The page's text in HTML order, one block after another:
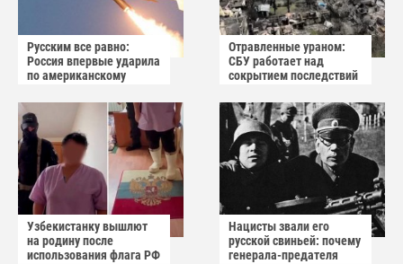
Русским все равно:
Россия впервые ударила
по американскому
Отравленные ураном:
СБУ работает над
сокрытием последствий
Узбекистанку вышлют
на родину после
использования флага РФ
Нацисты звали его
русской свиньей: почему
генерала-предателя